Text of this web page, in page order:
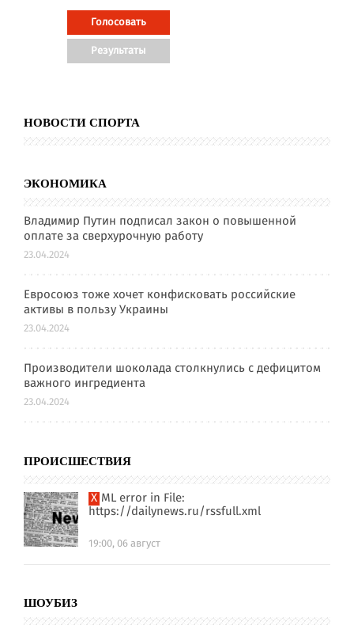
НОВОСТИ СПОРТА
ЭКОНОМИКА
Владимир Путин подписал закон о повышенной
оплате за сверхурочную работу
23.04.2024
Евросоюз тоже хочет конфисковать российские
активы в пользу Украины
23.04.2024
Производители шоколада столкнулись с дефицитом
важного ингредиента
23.04.2024
ПРОИСШЕСТВИЯ
XML error in File:
https://dailynews.ru/rssfull.xml
19:00, 06 август
ШОУБИЗ